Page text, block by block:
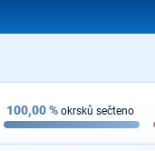
100,00% okrsků sečteno